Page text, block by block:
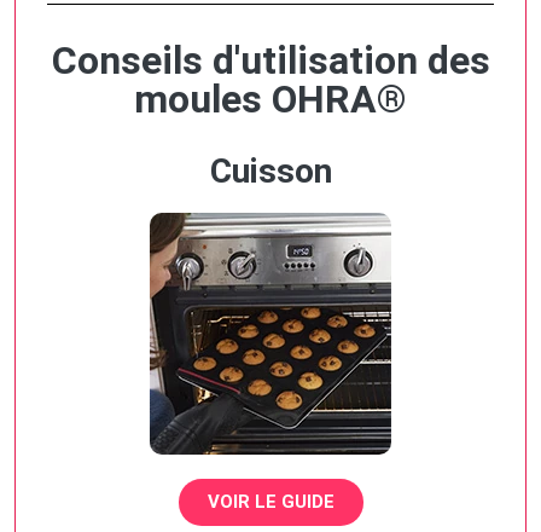
Conseils d'utilisation des
moules OHRA®
Cuisson
VOIR LE GUIDE